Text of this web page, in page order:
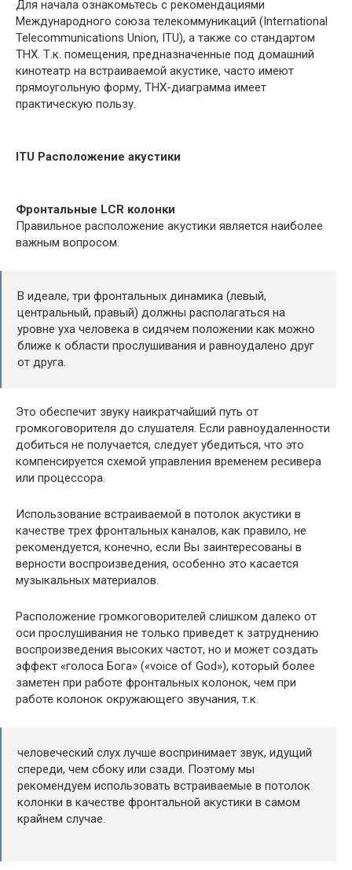
Для начала ознакомьтесь с рекомендациями
Международного союза телекоммуникаций (International
Telecommunications Union, ITU), а также со стандартом
THX. Т.к. помещения, предназначенные под домашний
кинотеатр на встраиваемой акустике, часто имеют
прямоугольную форму, THX-диаграмма имеет
практическую пользу.
ITU Расположение акустики
Фронтальные LCR колонки
Правильное расположение акустики является наиболее
важным вопросом.
В идеале, три фронтальных динамика (левый,
центральный, правый) должны располагаться на
уровне уха человека в сидячем положении как можно
ближе к области прослушивания и равноудалено друг
от друга.
Это обеспечит звуку наикратчайший путь от
громкоговорителя до слушателя. Если равноудаленности
добиться не получается, следует убедиться, что это
компенсируется схемой управления временем ресивера
или процессора.
Использование встраиваемой в потолок акустики в
качестве трех фронтальных каналов, как правило, не
рекомендуется, конечно, если Вы заинтересованы в
верности воспроизведения, особенно это касается
музыкальных материалов.
Расположение громкоговорителей слишком далеко от
оси прослушивания не только приведет к затруднению
воспроизведения высоких частот, но и может создать
эффект «голоса Бога» («voice of God»), который более
заметен при работе фронтальных колонок, чем при
работе колонок окружающего звучания, т.к.
человеческий слух лучше воспринимает звук, идущий
спереди, чем сбоку или сзади. Поэтому мы
рекомендуем использовать встраиваемые в потолок
колонки в качестве фронтальной акустики в самом
крайнем случае.